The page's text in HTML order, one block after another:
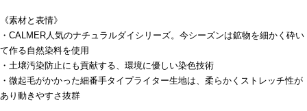
《素材と表情》
・CALMER人気のナチュラルダイシリーズ。今シーズンは鉱物を細かく砕い
て作る自然染料を使用
・土壌汚染防止にも貢献する、環境に優しい染色技術
・微起毛がかかった細番手タイプライター生地は、柔らかくストレッチ性が
あり動きやすさ抜群